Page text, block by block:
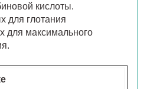
кислоты.
для глотания
для максимального